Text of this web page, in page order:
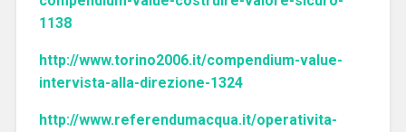
1138
http://www.torino2006.it/compendium-value-
intervista-alla-direzione-1324
http://www.referendumacqua.it/operativita-